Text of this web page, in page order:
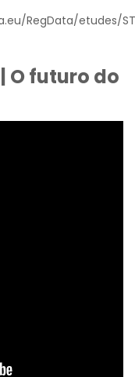
RegData/etudes/
O futuro do